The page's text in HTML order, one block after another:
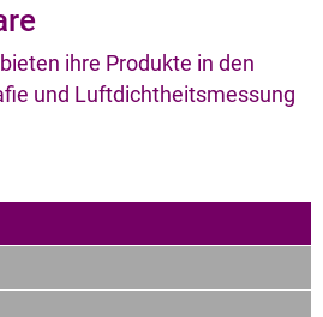
ihre Produkte in den
und Luftdichtheitsmessung